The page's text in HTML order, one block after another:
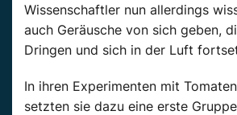
Wissenschaftler nun allerdings
auch Geräusche von sich geben,
Dringen und sich in der Luft
In ihren Experimenten mit
setzten sie dazu eine erste